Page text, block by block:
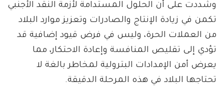
وشددت على أن الحلول المستدامة لأزمة النقد الأجنبي
تكمن في زيادة الإنتاج والصادرات وتعزيز موارد البلاد
من العملات الحرة، وليس في فرض قيود إضافية قد
تؤدي إلى تقليص المنافسة وإعادة الاحتكار، مما
يعرض أمن الإمدادات البترولية لمخاطر بالغة لا
تحتاجها البلاد في هذه المرحلة الدقيقة.